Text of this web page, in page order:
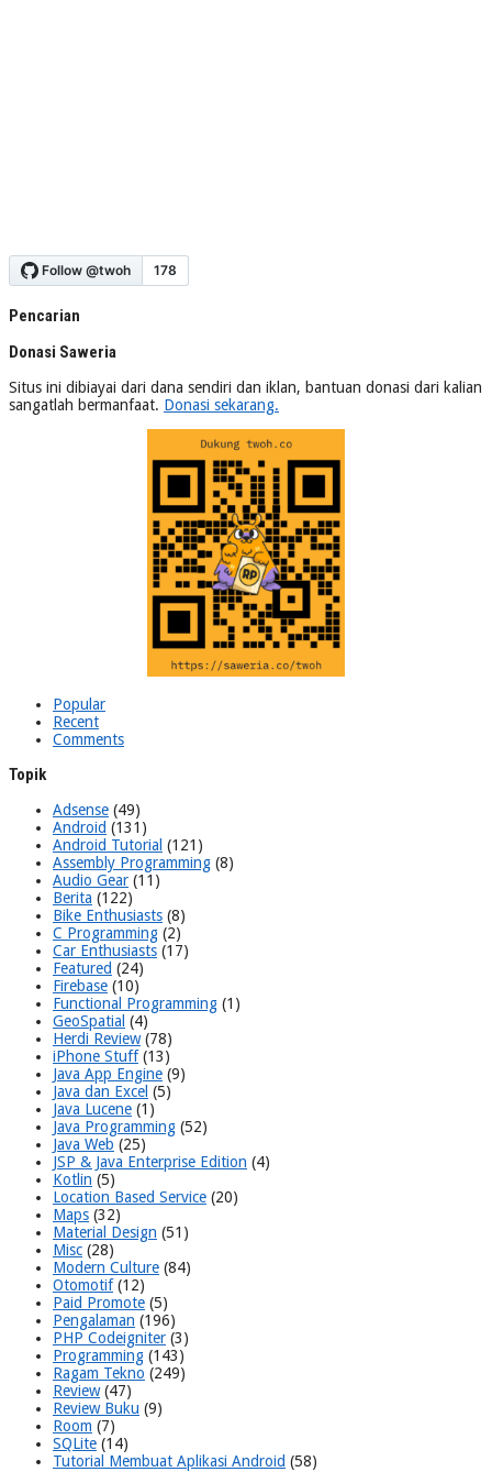
Pencarian
Donasi Saweria
Situs ini dibiayai dari dana sendiri dan iklan, bantuan donasi dari kalian
sangatlah bermanfaat. Donasi sekarang.
Popular
Recent
Comments
Topik
Adsense (49)
Android (131)
Android Tutorial (121)
Assembly Programming (8)
Audio Gear (11)
Berita (122)
Bike Enthusiasts (8)
C Programming (2)
Car Enthusiasts (17)
Featured (24)
Firebase (10)
Functional Programming (1)
GeoSpatial (4)
Herdi Review(78)
iPhone Stuff(13)
Java App Engine (9)
Java dan Excel (5)
Java Lucene (1)
Java Programming (52)
Java Web (25)
JSP & Java Enterprise Edition (4)
Kotlin (5)
Location Based Service (20)
Maps (32)
Material Design (51)
Misc (28)
Modern Culture (84)
Otomotif(12)
Paid Promote (5)
Pengalaman (196)
PHP Codeigniter (3)
Programming (143)
Ragam Tekno (249)
Review(47)
Review Buku (9)
Room (7)
SQLite (14)
Tutorial Membuat Aplikasi Android (58)